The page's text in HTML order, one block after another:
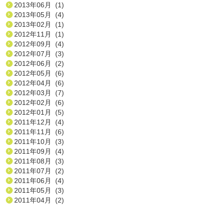
2013年06月 (1)
2013年05月 (4)
2013年02月 (1)
2012年11月 (1)
2012年09月 (4)
2012年07月 (3)
2012年06月 (2)
2012年05月 (6)
2012年04月 (6)
2012年03月 (7)
2012年02月 (6)
2012年01月 (5)
2011年12月 (4)
2011年11月 (6)
2011年10月 (3)
2011年09月 (4)
2011年08月 (3)
2011年07月 (2)
2011年06月 (4)
2011年05月 (3)
2011年04月 (2)